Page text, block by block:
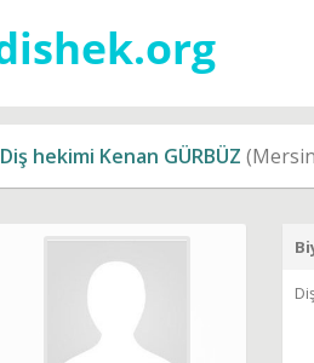
Diş hekimi Kenan GÜRBÜZ